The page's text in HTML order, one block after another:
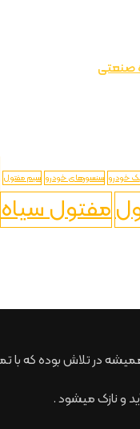
صنعتی
خودرو سنسورهای خودرو سیم مفتول
مفتول سیاه
و نازک میشود .